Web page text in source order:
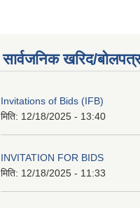
सार्वजनिक खरिद/
Invitations of Bids (IFB)
मिति: 12/18/2025 - 13:40
INVITATION FOR BIDS
मिति: 12/18/2025 - 11:33